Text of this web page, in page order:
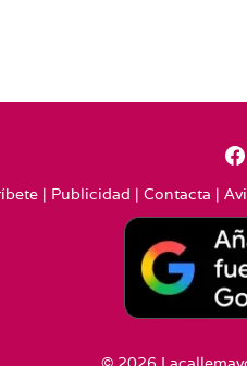
| Publicidad | Contacta |